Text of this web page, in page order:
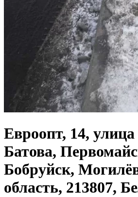
Евроопт, 14,
Батова,
Бобруйск,
область, 213807,